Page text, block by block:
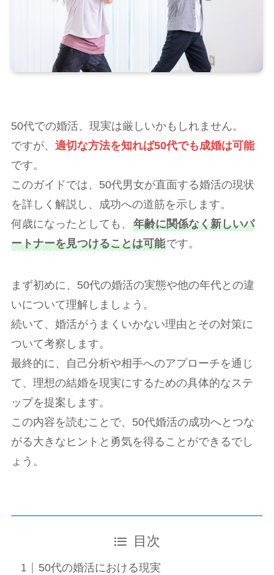
50代での婚活、現実は厳しいかもしれません。
ですが、 適切な方法を知れば50代でも成婚は可能
です。
このガイドでは、50代男女が直面する婚活の現状
を詳しく解説し、成功への道筋を示します。
何歳になったとしても、 年齢に関係なく新しいパ
ートナーを見つけることは可能です。
まず初めに、50代の婚活の実態や他の年代との違
いについて理解しましょう。
続いて、婚活がうまくいかない理由とその対策に
ついて考察します。
最終的に、自己分析や相手へのアプローチを通じ
て、理想の結婚を現実にするための具体的なステ
ップを提案します。
この内容を読むことで、50代婚活の成功へとつな
がる大きなヒントと勇気を得ることができるでし
ょう。
目次
50代の婚活における現実